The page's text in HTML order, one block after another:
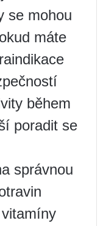
se mohou
máte
během
poradit se
správnou